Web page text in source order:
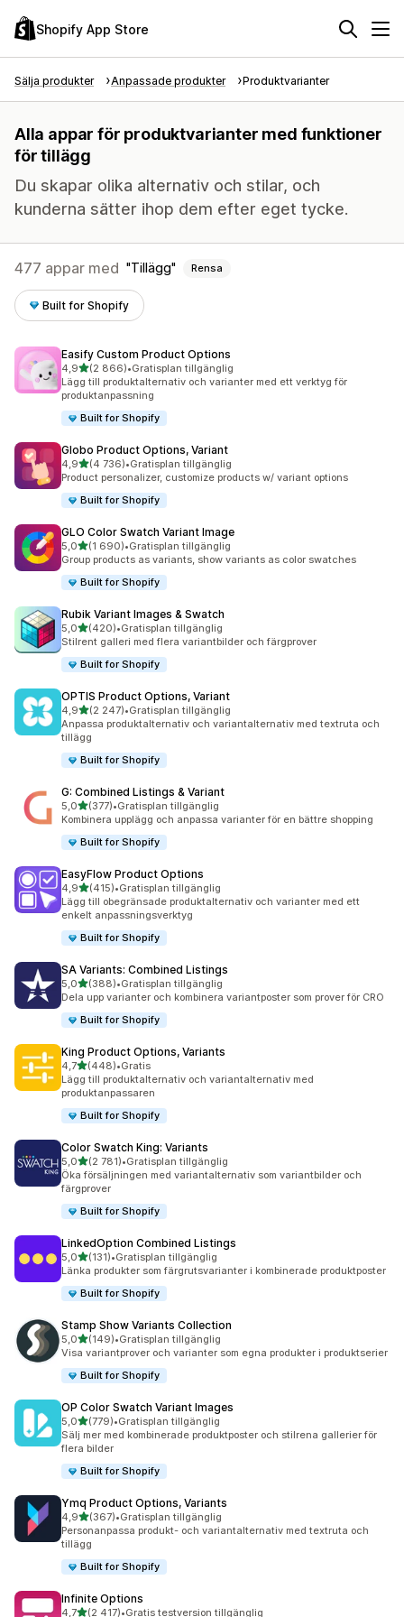
Shopify App Store
Sälja produkter Anpassade produkter Produktvarianter
Alla appar för produktvarianter med funktioner
för tillägg
Du skapar olika alternativ och stilar, och
kunderna sätter ihop dem efter eget tycke.
477 appar med Tillägg Rensa
Built for Shopify
Easify Custom Product Options
4,9av 5 stjärnor
(2 866)
2866 recensioner totalt
•Gratisplan tillgänglig
Lägg till produktalternativ och varianter med ett verktyg för
produktanpassning
Built for Shopify
Globo Product Options, Variant
4,9av 5 stjärnor
(4 736)
4736 recensioner totalt
•Gratisplan tillgänglig
Product personalizer, customize products w/ variant options
Built for Shopify
GLO Color Swatch Variant Image
5,0av 5 stjärnor
(1 690)
1690 recensioner totalt
•Gratisplan tillgänglig
Group products as variants, show variants as color swatches
Built for Shopify
Rubik Variant Images & Swatch
5,0av 5 stjärnor
(420)
420 recensioner totalt
•Gratisplan tillgänglig
Stilrent galleri med flera variantbilder och färgprover
Built for Shopify
OPTIS Product Options, Variant
4,9av 5 stjärnor
(2 247)
2247 recensioner totalt
•Gratisplan tillgänglig
Anpassa produktalternativ och variantalternativ med textruta och
tillägg
Built for Shopify
G: Combined Listings & Variant
5,0av 5 stjärnor
(377)
377 recensioner totalt
•Gratisplan tillgänglig
Kombinera upplägg och anpassa varianter för en bättre shopping
Built for Shopify
EasyFlow Product Options
4,9av 5 stjärnor
(415)
415 recensioner totalt
•Gratisplan tillgänglig
Lägg till obegränsade produktalternativ och varianter med ett
enkelt anpassningsverktyg
Built for Shopify
SA Variants: Combined Listings
5,0av 5 stjärnor
(388)
388 recensioner totalt
•Gratisplan tillgänglig
Dela upp varianter och kombinera variantposter som prover för CRO
Built for Shopify
King Product Options, Variants
4,7av 5 stjärnor
(448)
448 recensioner totalt
•Gratis
Lägg till produktalternativ och variantalternativ med
produktanpassaren
Built for Shopify
Color Swatch King: Variants
5,0av 5 stjärnor
(2 781)
2781 recensioner totalt
•Gratisplan tillgänglig
Öka försäljningen med variantalternativ som variantbilder och
färgprover
Built for Shopify
LinkedOption Combined Listings
5,0av 5 stjärnor
(131)
131 recensioner totalt
•Gratisplan tillgänglig
Länka produkter som färgrutsvarianter i kombinerade produktposter
Built for Shopify
Stamp Show Variants Collection
5,0av 5 stjärnor
(149)
149 recensioner totalt
•Gratisplan tillgänglig
Visa variantprover och varianter som egna produkter i produktserier
Built for Shopify
OP Color Swatch Variant Images
5,0av 5 stjärnor
(779)
779 recensioner totalt
•Gratisplan tillgänglig
Sälj mer med kombinerade produktposter och stilrena gallerier för
flera bilder
Built for Shopify
Ymq Product Options, Variants
4,9av 5 stjärnor
(367)
367 recensioner totalt
•Gratisplan tillgänglig
Personanpassa produkt- och variantalternativ med textruta och
tillägg
Built for Shopify
Infinite Options
4,7av 5 stjärnor
(2 417)•Gratis testversion tillgänglig